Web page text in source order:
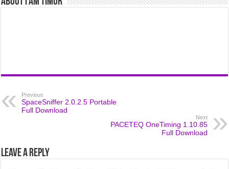
Previous
SpaceSniffer 2.0.2.5 Portable
Full Download
Next
PACETEQ OneTiming 1.10.85
Full Download
Leave a Reply